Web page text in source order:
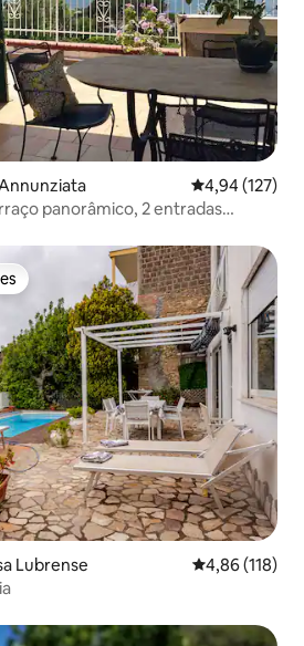
4,94 de uma
4,94 (127)
panorâmico, 2 entradas
Lubrense 4,86 de uma
4,86 (118)